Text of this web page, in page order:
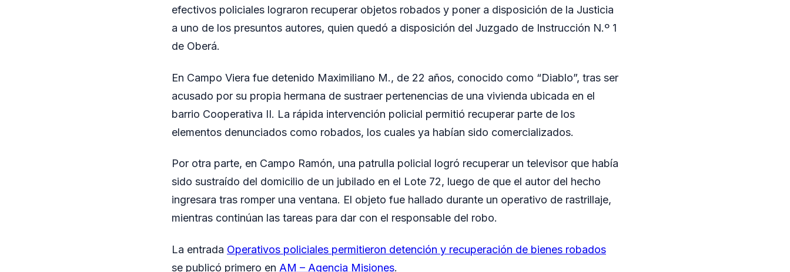
efectivos policiales lograron recuperar objetos robados y poner a disposición de la Justicia
a uno de los presuntos autores, quien quedó a disposición del Juzgado de Instrucción N.º 1
de Oberá.
En Campo Viera fue detenido Maximiliano M., de 22 años, conocido como “Diablo”, tras ser
acusado por su propia hermana de sustraer pertenencias de una vivienda ubicada en el
barrio Cooperativa II. La rápida intervención policial permitió recuperar parte de los
elementos denunciados como robados, los cuales ya habían sido comercializados.
Por otra parte, en Campo Ramón, una patrulla policial logró recuperar un televisor que había
sido sustraído del domicilio de un jubilado en el Lote 72, luego de que el autor del hecho
ingresara tras romper una ventana. El objeto fue hallado durante un operativo de rastrillaje,
mientras continúan las tareas para dar con el responsable del robo.
La entrada Operativos policiales permitieron detención y recuperación de bienes robados
se publicó primero en AM – Agencia Misiones.